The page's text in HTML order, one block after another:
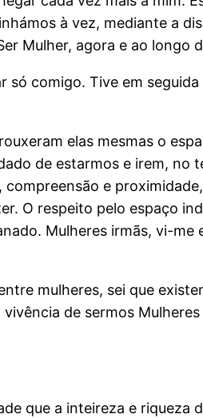
à vez, mediante a
Mulher, agora e ao longo
só comigo. Tive em
elas mesmas o
de estarmos e irem,
e
O respeito pelo espaço
Mulheres irmãs, vi-
mulheres, sei que
de sermos
que a inteireza e riqueza